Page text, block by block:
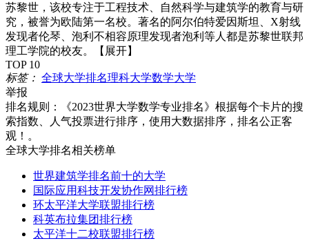
苏黎世，该校专注于工程技术、自然科学与建筑学的教育与研
究，被誉为欧陆第一名校。著名的阿尔伯特爱因斯坦、X射线
发现者伦琴、泡利不相容原理发现者泡利等人都是苏黎世联邦
理工学院的校友。
【展开】
TOP 10
标签： 全球大学排名理科大学数学大学
举报
排名规则：
《2023世界大学数学专业排名》根据每个卡片的搜
索指数、人气投票进行排序，使用大数据排序，排名公正客
观！。
全球大学排名相关榜单
世界建筑学排名前十的大学
国际应用科技开发协作网排行榜
环太平洋大学联盟排行榜
科英布拉集团排行榜
太平洋十二校联盟排行榜